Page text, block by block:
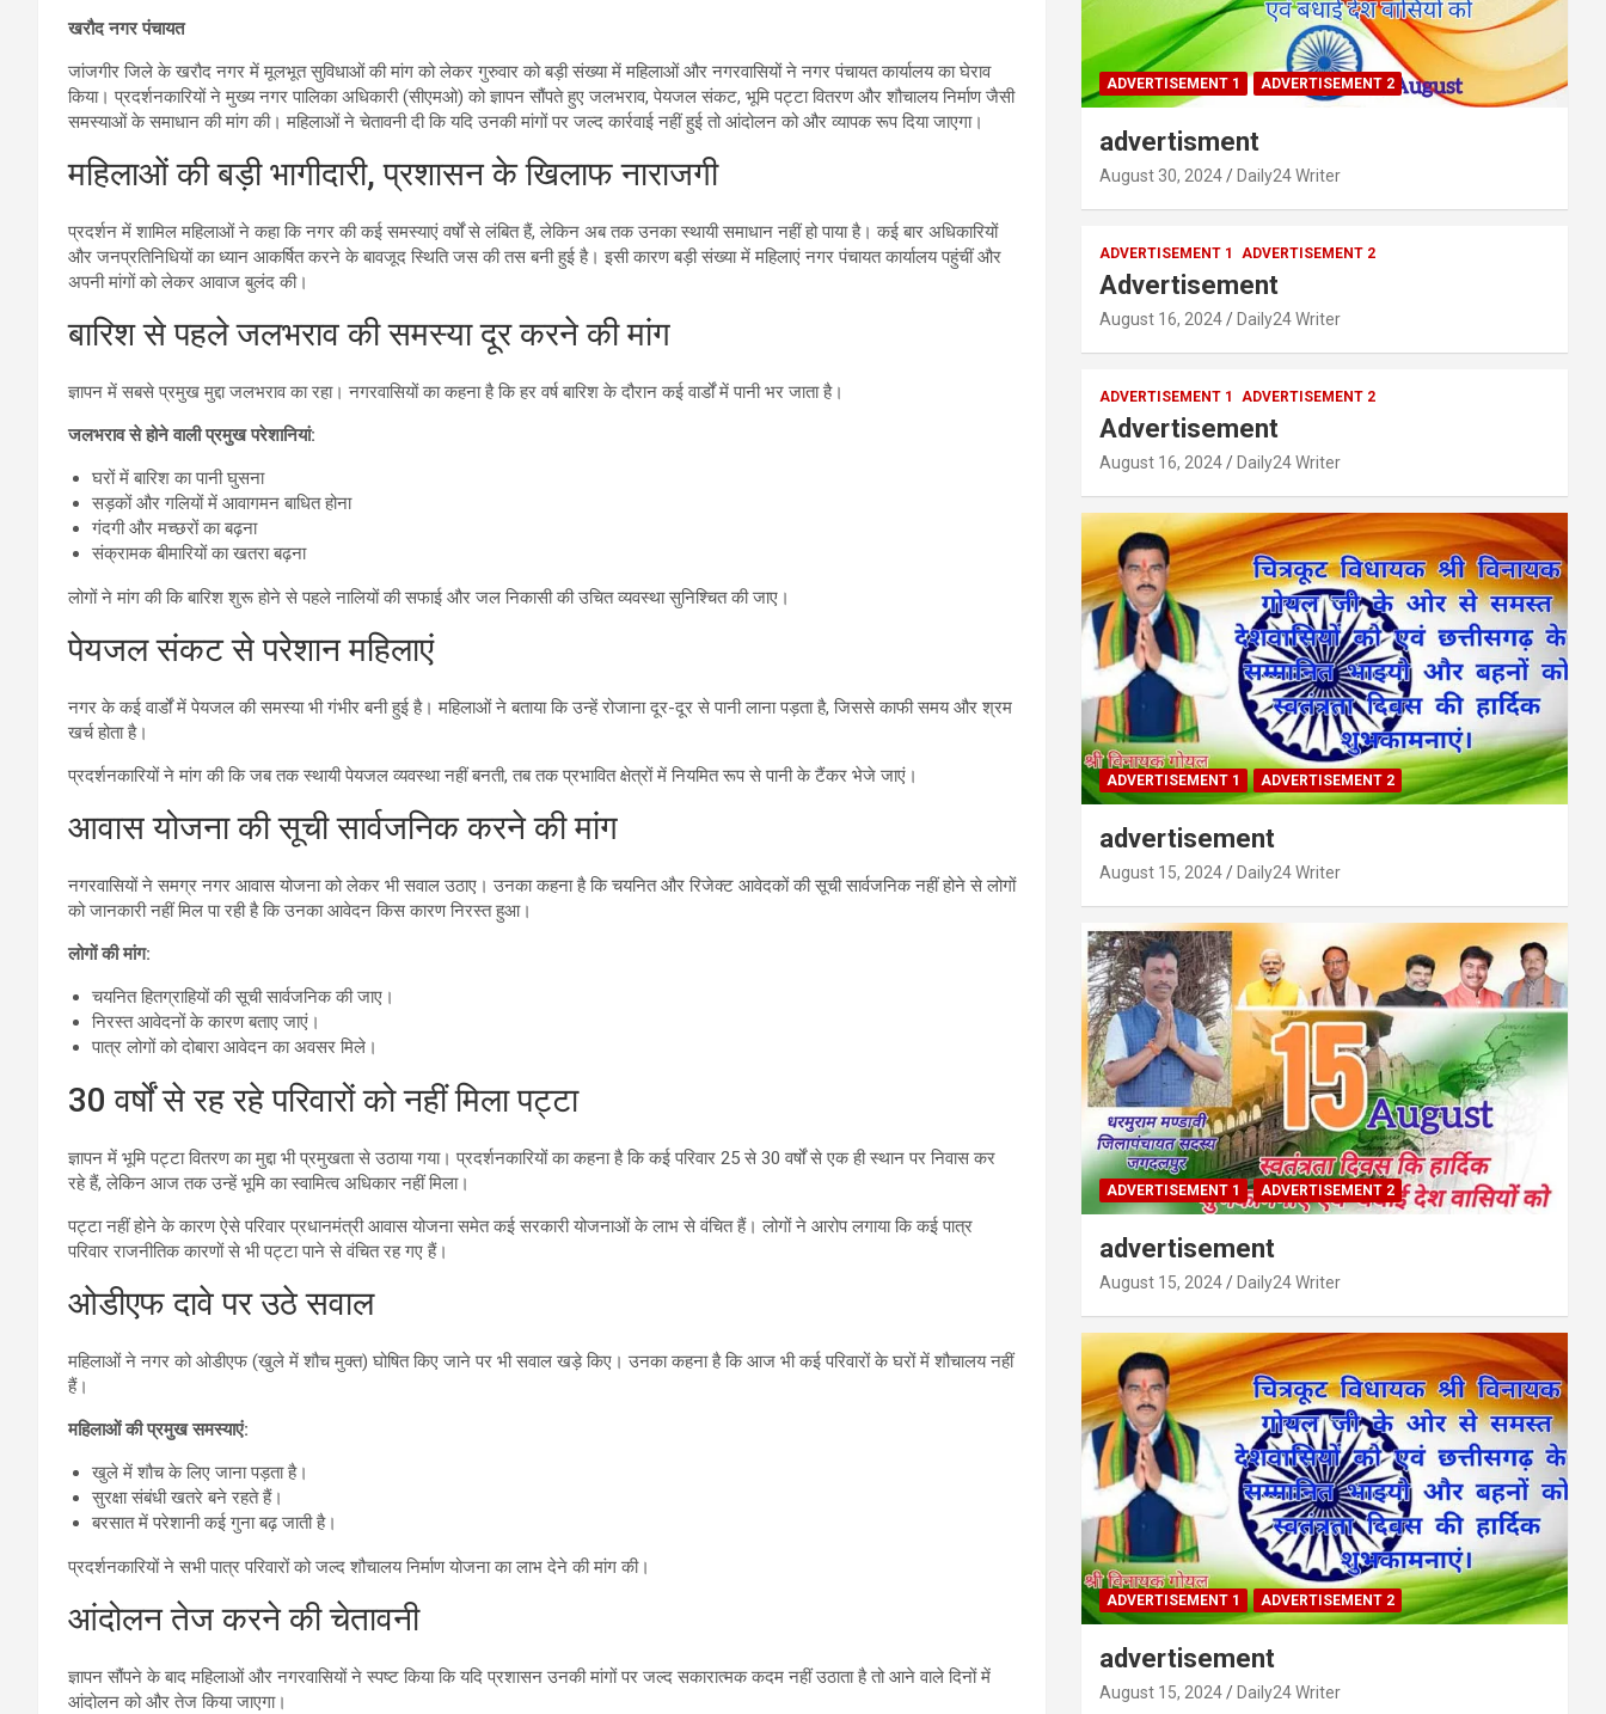
खरौद नगर पंचायत
जांजगीर जिले के खरौद नगर में मूलभूत सुविधाओं की मांग को लेकर गुरुवार को बड़ी संख्या में महिलाओं और नगरवासियों ने नगर पंचायत कार्यालय का घेराव
किया। प्रदर्शनकारियों ने मुख्य नगर पालिका अधिकारी (सीएमओ) को ज्ञापन सौंपते हुए जलभराव, पेयजल संकट, भूमि पट्टा वितरण और शौचालय निर्माण जैसी
समस्याओं के समाधान की मांग की। महिलाओं ने चेतावनी दी कि यदि उनकी मांगों पर जल्द कार्रवाई नहीं हुई तो आंदोलन को और व्यापक रूप दिया जाएगा।
महिलाओं की बड़ी भागीदारी, प्रशासन के खिलाफ नाराजगी
प्रदर्शन में शामिल महिलाओं ने कहा कि नगर की कई समस्याएं वर्षों से लंबित हैं, लेकिन अब तक उनका स्थायी समाधान नहीं हो पाया है। कई बार अधिकारियों
और जनप्रतिनिधियों का ध्यान आकर्षित करने के बावजूद स्थिति जस की तस बनी हुई है। इसी कारण बड़ी संख्या में महिलाएं नगर पंचायत कार्यालय पहुंचीं और
अपनी मांगों को लेकर आवाज बुलंद की।
बारिश से पहले जलभराव की समस्या दूर करने की मांग
ज्ञापन में सबसे प्रमुख मुद्दा जलभराव का रहा। नगरवासियों का कहना है कि हर वर्ष बारिश के दौरान कई वार्डों में पानी भर जाता है।
जलभराव से होने वाली प्रमुख परेशानियां:
घरों में बारिश का पानी घुसना
सड़कों और गलियों में आवागमन बाधित होना
गंदगी और मच्छरों का बढ़ना
संक्रामक बीमारियों का खतरा बढ़ना
लोगों ने मांग की कि बारिश शुरू होने से पहले नालियों की सफाई और जल निकासी की उचित व्यवस्था सुनिश्चित की जाए।
पेयजल संकट से परेशान महिलाएं
नगर के कई वार्डों में पेयजल की समस्या भी गंभीर बनी हुई है। महिलाओं ने बताया कि उन्हें रोजाना दूर-दूर से पानी लाना पड़ता है, जिससे काफी समय और श्रम
खर्च होता है।
प्रदर्शनकारियों ने मांग की कि जब तक स्थायी पेयजल व्यवस्था नहीं बनती, तब तक प्रभावित क्षेत्रों में नियमित रूप से पानी के टैंकर भेजे जाएं।
आवास योजना की सूची सार्वजनिक करने की मांग
नगरवासियों ने समग्र नगर आवास योजना को लेकर भी सवाल उठाए। उनका कहना है कि चयनित और रिजेक्ट आवेदकों की सूची सार्वजनिक नहीं होने से लोगों
को जानकारी नहीं मिल पा रही है कि उनका आवेदन किस कारण निरस्त हुआ।
लोगों की मांग:
चयनित हितग्राहियों की सूची सार्वजनिक की जाए।
निरस्त आवेदनों के कारण बताए जाएं।
पात्र लोगों को दोबारा आवेदन का अवसर मिले।
30 वर्षों से रह रहे परिवारों को नहीं मिला पट्टा
ज्ञापन में भूमि पट्टा वितरण का मुद्दा भी प्रमुखता से उठाया गया। प्रदर्शनकारियों का कहना है कि कई परिवार 25 से 30 वर्षों से एक ही स्थान पर निवास कर
रहे हैं, लेकिन आज तक उन्हें भूमि का स्वामित्व अधिकार नहीं मिला।
पट्टा नहीं होने के कारण ऐसे परिवार प्रधानमंत्री आवास योजना समेत कई सरकारी योजनाओं के लाभ से वंचित हैं। लोगों ने आरोप लगाया कि कई पात्र
परिवार राजनीतिक कारणों से भी पट्टा पाने से वंचित रह गए हैं।
ओडीएफ दावे पर उठे सवाल
महिलाओं ने नगर को ओडीएफ (खुले में शौच मुक्त) घोषित किए जाने पर भी सवाल खड़े किए। उनका कहना है कि आज भी कई परिवारों के घरों में शौचालय नहीं
हैं।
महिलाओं की प्रमुख समस्याएं:
खुले में शौच के लिए जाना पड़ता है।
सुरक्षा संबंधी खतरे बने रहते हैं।
बरसात में परेशानी कई गुना बढ़ जाती है।
प्रदर्शनकारियों ने सभी पात्र परिवारों को जल्द शौचालय निर्माण योजना का लाभ देने की मांग की।
आंदोलन तेज करने की चेतावनी
ज्ञापन सौंपने के बाद महिलाओं और नगरवासियों ने स्पष्ट किया कि यदि प्रशासन उनकी मांगों पर जल्द सकारात्मक कदम नहीं उठाता है तो आने वाले दिनों में
आंदोलन को और तेज किया जाएगा।
ADVERTISEMENT 1 ADVERTISEMENT 2
advertisment
August 30, 2024 Daily24 Writer
ADVERTISEMENT 1 ADVERTISEMENT 2
Advertisement
August 16, 2024 Daily24 Writer
ADVERTISEMENT 1 ADVERTISEMENT 2
Advertisement
August 16, 2024 Daily24 Writer
ADVERTISEMENT 1 ADVERTISEMENT 2
advertisement
August 15, 2024 Daily24 Writer
ADVERTISEMENT 1 ADVERTISEMENT 2
advertisement
August 15, 2024 Daily24 Writer
ADVERTISEMENT 1 ADVERTISEMENT 2
advertisement
August 15, 2024 Daily24 Writer